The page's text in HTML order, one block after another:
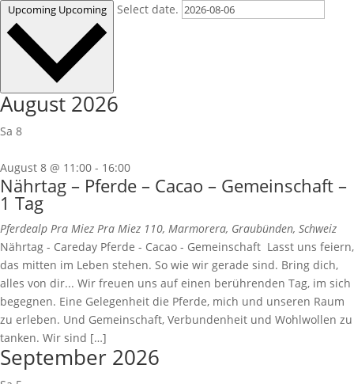
Upcoming Upcoming Select date.
August 2026
Sa 8
August 8 @ 11:00 - 16:00
Nährtag – Pferde – Cacao – Gemeinschaft –
1 Tag
Pferdealp Pra Miez Pra Miez 110, Marmorera, Graubünden, Schweiz
Nährtag - Careday Pferde - Cacao - Gemeinschaft Lasst uns feiern,
das mitten im Leben stehen. So wie wir gerade sind. Bring dich,
alles von dir... Wir freuen uns auf einen berührenden Tag, im sich
begegnen. Eine Gelegenheit die Pferde, mich und unseren Raum
zu erleben. Und Gemeinschaft, Verbundenheit und Wohlwollen zu
tanken. Wir sind […]
September 2026